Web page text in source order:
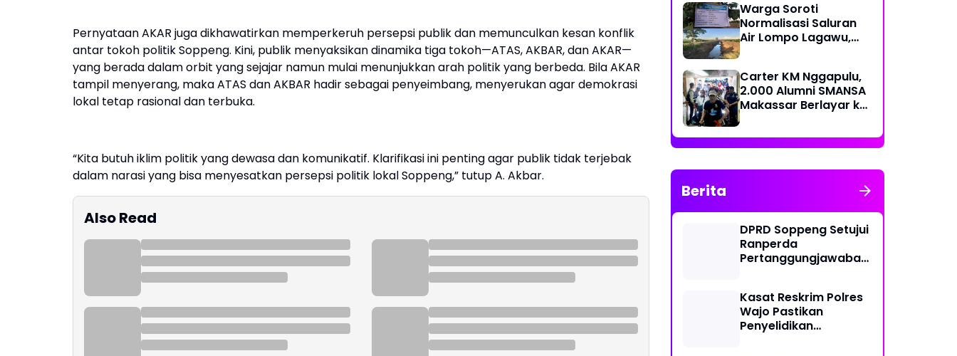
Pernyataan AKAR juga dikhawatirkan memperkeruh persepsi publik dan memunculkan kesan konflik
antar tokoh politik Soppeng. Kini, publik menyaksikan dinamika tiga tokoh—ATAS, AKBAR, dan AKAR—
yang berada dalam orbit yang sejajar namun mulai menunjukkan arah politik yang berbeda. Bila AKAR
tampil menyerang, maka ATAS dan AKBAR hadir sebagai penyeimbang, menyerukan agar demokrasi
lokal tetap rasional dan terbuka.
“Kita butuh iklim politik yang dewasa dan komunikatif. Klarifikasi ini penting agar publik tidak terjebak
dalam narasi yang bisa menyesatkan persepsi politik lokal Soppeng,” tutup A. Akbar.
Also Read
Warga Soroti
Normalisasi Saluran
Air Lompo Lagawu,
Seimbang dengan
Hasil Pekerjaan
Carter KM Nggapulu,
2.000 Alumni SMANSA
Makassar Berlayar ke
Meriahkan Temu
Nasional IV di
Berita
DPRD Soppeng Setujui
Ranperda
Pertanggungjawaban
Kasat Reskrim Polres
Wajo Pastikan
Penyelidikan